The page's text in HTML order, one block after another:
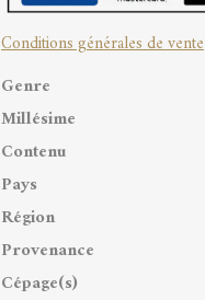
quantity
Conditions générales de vente
Genre
Millésime
Contenu
Pays
Région
Provenance
Cépage(s)